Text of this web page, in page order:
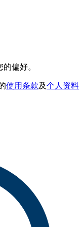
偏好。
使用条款及个人资料